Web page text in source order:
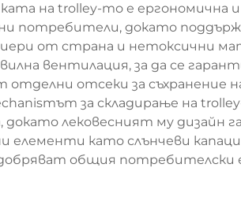
на trolley-то е ергономична и
потребители, докато
от страна и нетоксични
вентилация, за да се
отсеки за съхранение
за складирање на
докато лековесният му дизайн
като слънчеви
общия потребителски